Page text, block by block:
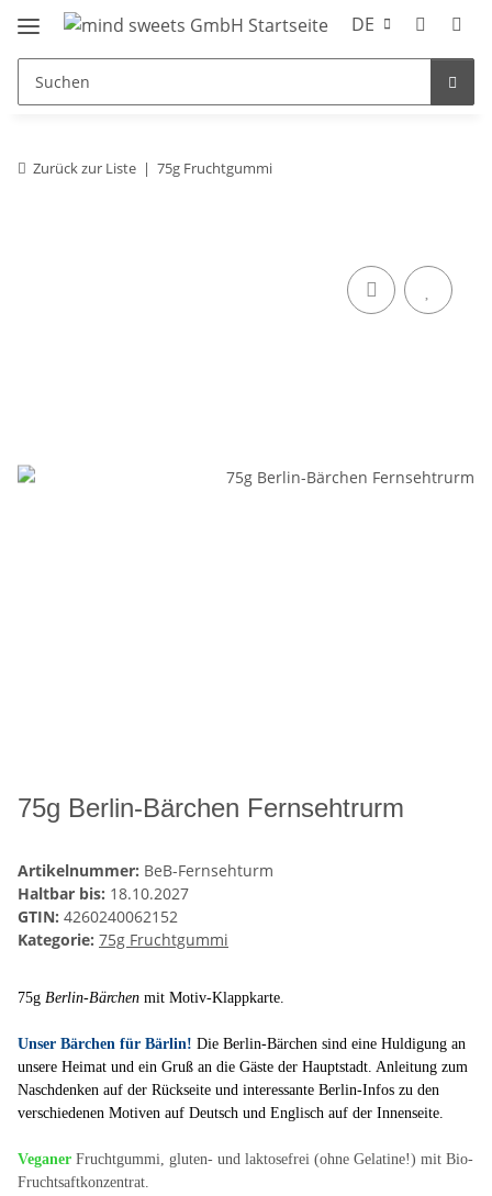
DE
Zurück zur Liste 75g Fruchtgummi
75g Berlin-Bärchen Fernsehtrurm
Artikelnummer: BeB-Fernsehturm
Haltbar bis: 18.10.2027
GTIN: 4260240062152
Kategorie: 75g Fruchtgummi
75g Berlin-Bärchen mit Motiv-Klappkarte.
Unser Bärchen für Bärlin! Die Berlin-Bärchen sind eine Huldigung an
unsere Heimat und ein Gruß an die Gäste der Hauptstadt. Anleitung zum
Naschdenken auf der Rückseite und interessante Berlin-Infos zu den
verschiedenen Motiven auf Deutsch und Englisch auf der Innenseite.
Veganer Fruchtgummi, gluten- und laktosefrei (ohne Gelatine!) mit Bio-
Fruchtsaftkonzentrat.